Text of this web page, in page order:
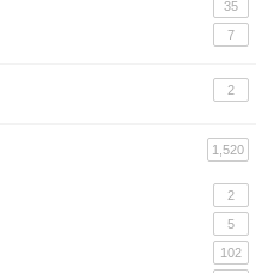
35
7
2
1,520
2
5
102